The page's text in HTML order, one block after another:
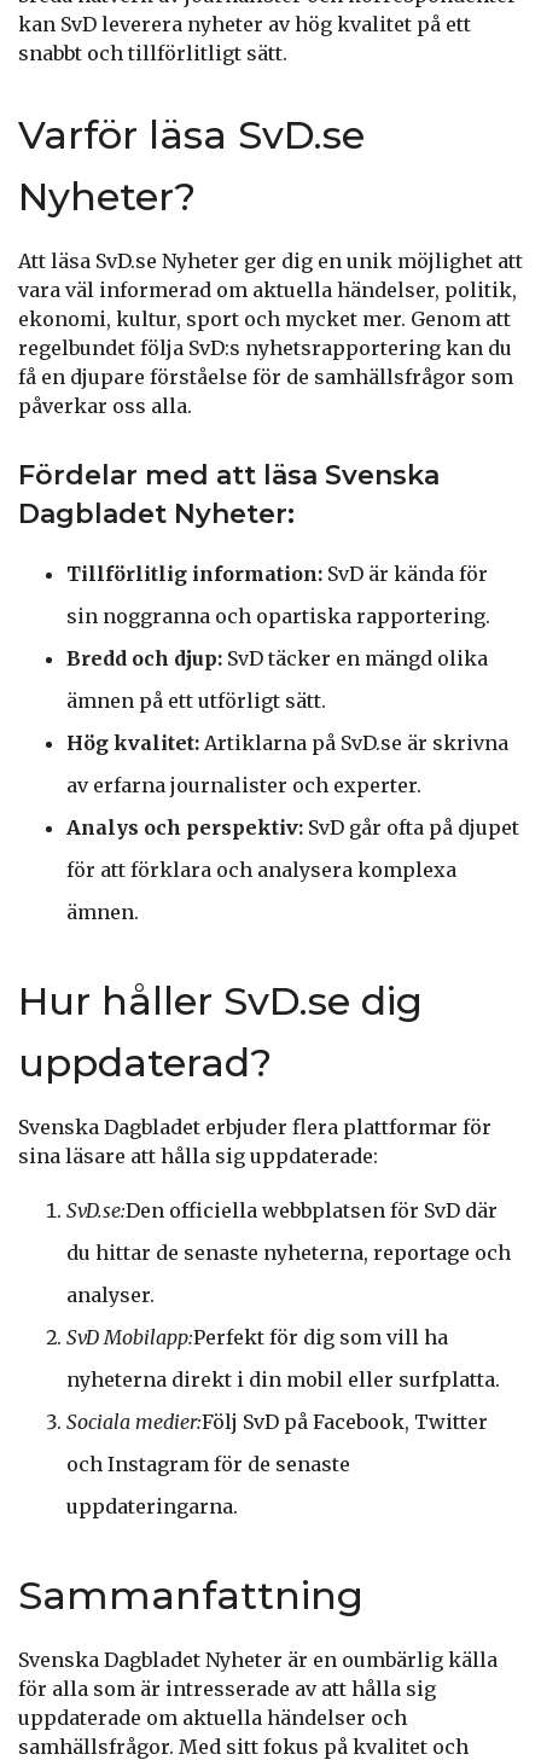
kan SvD leverera nyheter av hög kvalitet på ett
snabbt och tillförlitligt sätt.
Varför läsa SvD.se
Nyheter?
Att läsa SvD.se Nyheter ger dig en unik möjlighet att
vara väl informerad om aktuella händelser, politik,
ekonomi, kultur, sport och mycket mer. Genom att
regelbundet följa SvD:s nyhetsrapportering kan du
få en djupare förståelse för de samhällsfrågor som
påverkar oss alla.
Fördelar med att läsa Svenska
Dagbladet Nyheter:
Tillförlitlig information: SvD är kända för
sin noggranna och opartiska rapportering.
Bredd och djup: SvD täcker en mängd olika
ämnen på ett utförligt sätt.
Hög kvalitet: Artiklarna på SvD.se är skrivna
av erfarna journalister och experter.
Analys och perspektiv: SvD går ofta på djupet
för att förklara och analysera komplexa
ämnen.
Hur håller SvD.se dig
uppdaterad?
Svenska Dagbladet erbjuder flera plattformar för
sina läsare att hålla sig uppdaterade:
SvD.se:Den officiella webbplatsen för SvD där
du hittar de senaste nyheterna, reportage och
analyser.
SvD Mobilapp:Perfekt för dig som vill ha
nyheterna direkt i din mobil eller surfplatta.
Sociala medier:Följ SvD på Facebook, Twitter
och Instagram för de senaste
uppdateringarna.
Sammanfattning
Svenska Dagbladet Nyheter är en oumbärlig källa
för alla som är intresserade av att hålla sig
uppdaterade om aktuella händelser och
samhällsfrågor. Med sitt fokus på kvalitet och